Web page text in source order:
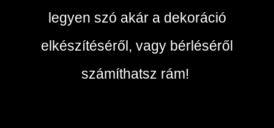
legyen szó akár a dekoráció
elkészítéséről, vagy bérléséről
számíthatsz rám!